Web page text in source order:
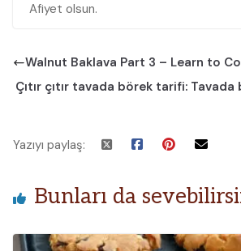
Afiyet olsun.
Walnut Baklava Part 3 – Learn to
Çıtır çıtır tavada börek tarifi: Tavada
Yazıyı paylaş:
Bunları da